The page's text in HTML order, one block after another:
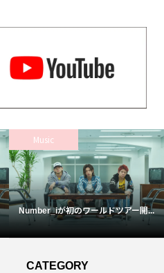
Music
Number_iが初のワールドツアー開...
CATEGORY